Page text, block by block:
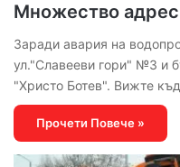
Множество
Заради авария на
ул."Славееви гори" №3 и
"Христо Ботев". Вижте
Прочети Повече »